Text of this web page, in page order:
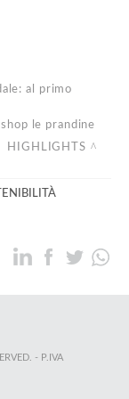
al primo
le prandine
HIGHLIGHTS
- P.IVA